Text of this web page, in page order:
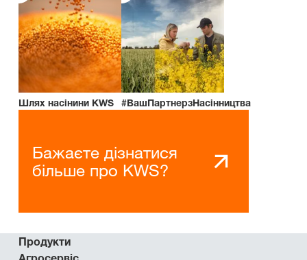
Шлях насінини KWS #ВашПартнерзНасінництва
Бажаєте дізнатися
більше про KWS?
Продукти